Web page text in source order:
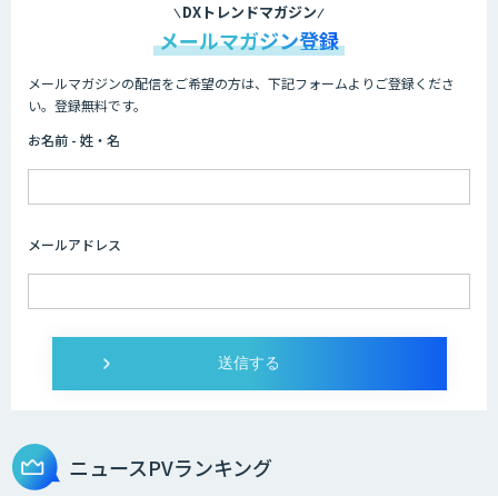
ライフサイエンスDX/AIソリューション
IMACEL
DXトレンドマガジン
メールマガジン登録
メールマガジンの配信をご希望の方は、下記フォームよりご登録くださ
い。登録無料です。
お名前 - 姓・名
メールアドレス
ニュースPVランキング